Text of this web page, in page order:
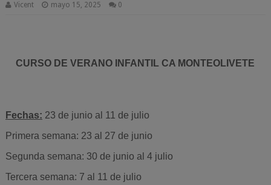
Vicent mayo 15, 2025 0
CURSO DE VERANO INFANTIL CA MONTEOLIVETE
Fechas: 23 de junio al 11 de julio
Primera semana: 23 al 27 de junio
Segunda semana: 30 de junio al 4 julio
Tercera semana: 7 al 11 de julio